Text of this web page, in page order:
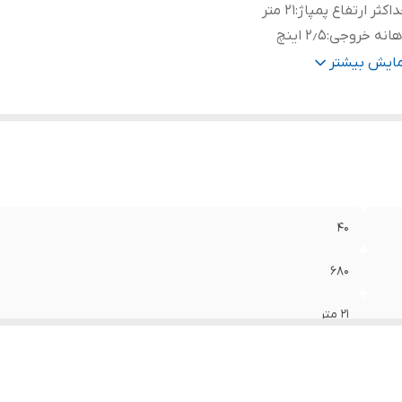
ارتفاع پمپاژ:۲۱ متر
خروجی:۲٫۵ اینچ
مصرفی:بنزین
بیشتر
۴۰
۶۸۰
۲۱ متر